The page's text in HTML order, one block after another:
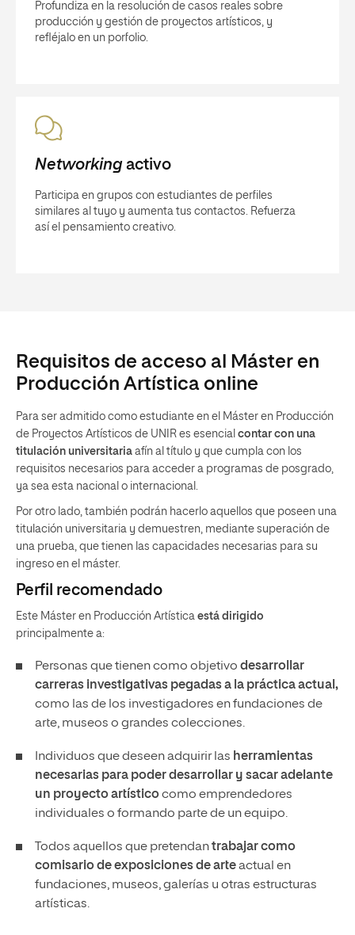
Profundiza en la resolución de casos reales sobre
producción y gestión de proyectos artísticos, y
refléjalo en un porfolio.
Networkingactivo
Participa en grupos con estudiantes de perfiles
similares al tuyo y aumenta tus contactos. Refuerza
así el pensamiento creativo.
Requisitos de acceso al Máster en
Producción Artística online
Para ser admitido como estudiante en el Máster en Producción
de Proyectos Artísticos de UNIR es esencial contar con una
titulación universitaria afín al título y que cumpla con los
requisitos necesarios para acceder a programas de posgrado,
ya sea esta nacional o internacional.
Por otro lado, también podrán hacerlo aquellos que poseen una
titulación universitaria y demuestren, mediante superación de
una prueba, que tienen las capacidades necesarias para su
ingreso en el máster.
Perfil recomendado
Este Máster en Producción Artística está dirigido
principalmente a:
Personas que tienen como objetivo desarrollar
carreras investigativas pegadas a la práctica actual,
como las de los investigadores en fundaciones de
arte, museos o grandes colecciones.
Individuos que deseen adquirir las herramientas
necesarias para poder desarrollar y sacar adelante
un proyecto artísticocomo emprendedores
individuales o formando parte de un equipo.
Todos aquellos que pretendantrabajar como
comisario de exposiciones de arteactual en
fundaciones, museos, galerías u otras estructuras
artísticas.